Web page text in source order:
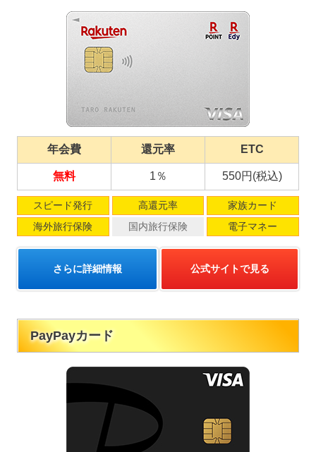
年会費 還元率 ETC
無料 1％ 550円(税込)
スピード発行 高還元率
家族カード
海外旅行保険
国内旅行保険 電子マネー
さらに詳細情報 公式サイトで見る
PayPayカード